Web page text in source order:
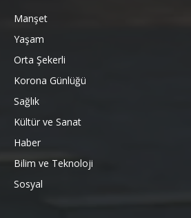
Manşet
Yaşam
Orta Şekerli
Korona Günlüğü
Sağlık
Kültür ve Sanat
Haber
Bilim ve Teknoloji
Sosyal